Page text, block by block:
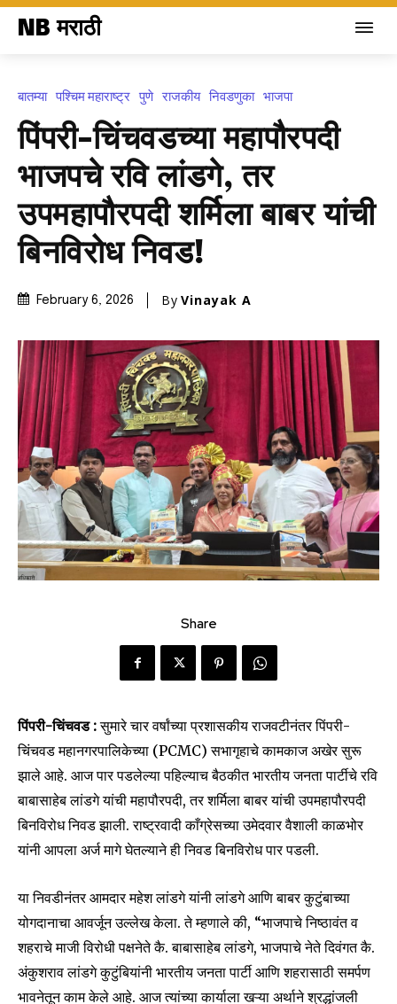
NB मराठी
बातम्या पश्चिम महाराष्ट्र पुणे राजकीय निवडणुका भाजपा
पिंपरी-चिंचवडच्या महापौरपदी
भाजपचे रवि लांडगे, तर
उपमहापौरपदी शर्मिला बाबर यांची
बिनविरोध निवड!
February 6, 2026 By Vinayak A
Share
पिंपरी-चिंचवड :सुमारे चार वर्षांच्या प्रशासकीय राजवटीनंतर पिंपरी-
चिंचवड महानगरपालिकेच्या (PCMC) सभागृहाचे कामकाज अखेर सुरू
झाले आहे. आज पार पडलेल्या पहिल्याच बैठकीत भारतीय जनता पार्टीचे रवि
बाबासाहेब लांडगे यांची महापौरपदी, तर शर्मिला बाबर यांची उपमहापौरपदी
बिनविरोध निवड झाली. राष्ट्रवादी काँग्रेसच्या उमेदवार वैशाली काळभोर
यांनी आपला अर्ज मागे घेतल्याने ही निवड बिनविरोध पार पडली.
या निवडीनंतर आमदार महेश लांडगे यांनी लांडगे आणि बाबर कुटुंबाच्या
योगदानाचा आवर्जून उल्लेख केला. ते म्हणाले की, “भाजपाचे निष्ठावंत व
शहराचे माजी विरोधी पक्षनेते कै. बाबासाहेब लांडगे, भाजपाचे नेते दिवंगत कै.
अंकुशराव लांडगे कुटुंबियांनी भारतीय जनता पार्टी आणि शहरासाठी समर्पण
भावनेतून काम केले आहे. आज त्यांच्या कार्याला खऱ्या अर्थाने श्रद्धांजली